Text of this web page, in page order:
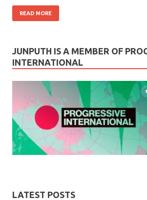
READ MORE
JUNPUTH IS A MEMBER OF
INTERNATIONAL
LATEST POSTS